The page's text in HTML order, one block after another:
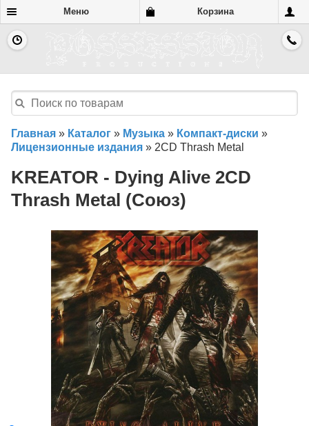
Меню Корзина
Главная » Каталог » Музыка » Компакт-диски »
Лицензионные издания » 2CD Thrash Metal
KREATOR - Dying Alive 2CD
Thrash Metal (Союз)